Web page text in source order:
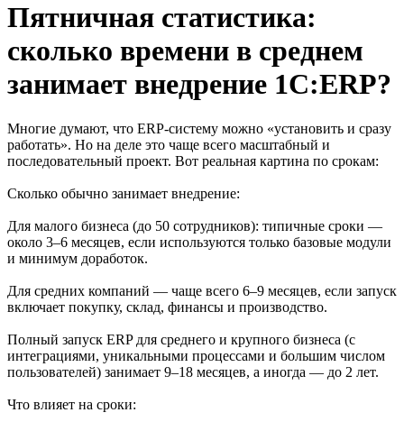
Пятничная статистика:
сколько времени в среднем
занимает внедрение 1С:ERP?
Многие думают, что ERP‑систему можно «установить и сразу
работать». Но на деле это чаще всего масштабный и
последовательный проект. Вот реальная картина по срокам:
Сколько обычно занимает внедрение:
Для малого бизнеса (до 50 сотрудников): типичные сроки —
около 3–6 месяцев, если используются только базовые модули
и минимум доработок.
Для средних компаний — чаще всего 6–9 месяцев, если запуск
включает покупку, склад, финансы и производство.
Полный запуск ERP для среднего и крупного бизнеса (с
интеграциями, уникальными процессами и большим числом
пользователей) занимает 9–18 месяцев, а иногда — до 2 лет.
Что влияет на сроки: